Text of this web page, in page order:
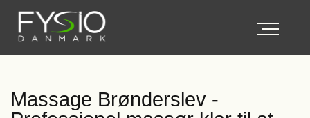
Massage Brønderslev -